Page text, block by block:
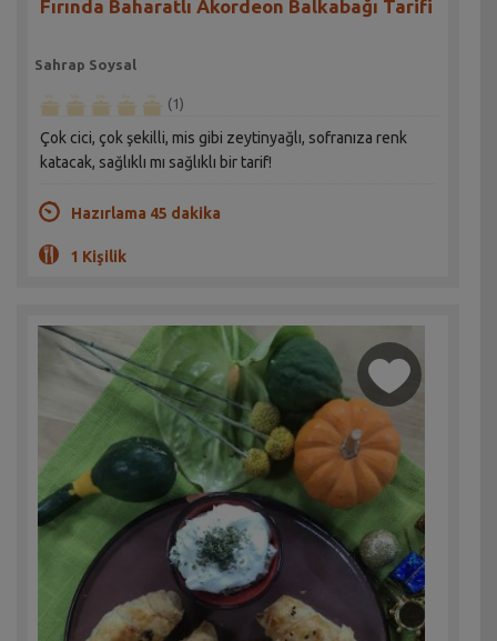
Fırında Baharatlı Akordeon Balkabağı Tarifi
Sahrap Soysal
(1)
Çok cici, çok şekilli, mis gibi zeytinyağlı, sofranıza renk
katacak, sağlıklı mı sağlıklı bir tarif!
Hazırlama 45 dakika
1 Kişilik